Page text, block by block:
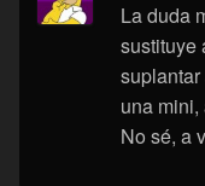
La duda
sustituye
una
No sé, a